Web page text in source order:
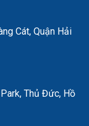
Cát, Quận Hải
Thủ Đức, Hồ